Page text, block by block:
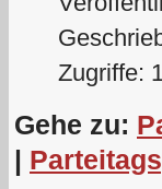
Zugriffe:
Gehe zu:
|